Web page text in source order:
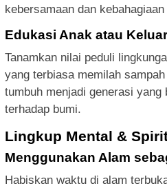
kebersamaan dan
Edukasi Anak atau
Tanamkan nilai peduli
yang terbiasa memilah
tumbuh menjadi generasi yang
terhadap bumi.
Lingkup Mental &
Menggunakan Alam
Habiskan waktu di alam